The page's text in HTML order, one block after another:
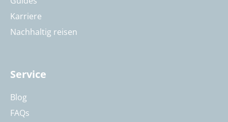
Karriere
Nachhaltig reisen
Service
Blog
FAQs